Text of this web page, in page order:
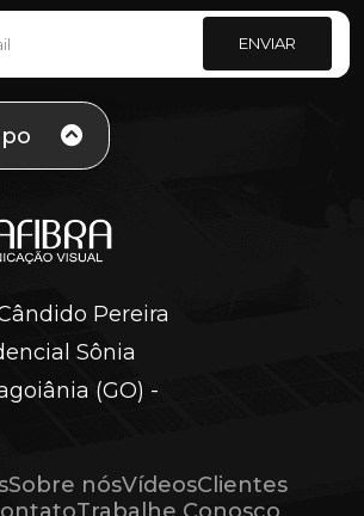
ENVIAR
Pereira
Sônia
(GO) -
Sobre nósVídeosClientes